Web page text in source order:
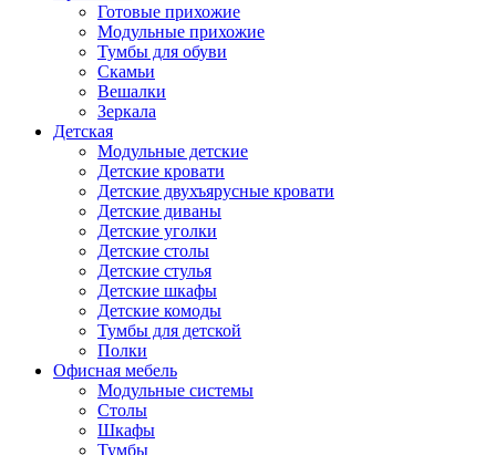
Готовые прихожие
Модульные прихожие
Тумбы для обуви
Скамьи
Вешалки
Зеркала
Детская
Модульные детские
Детские кровати
Детские двухъярусные кровати
Детские диваны
Детские уголки
Детские столы
Детские стулья
Детские шкафы
Детские комоды
Тумбы для детской
Полки
Офисная мебель
Модульные системы
Столы
Шкафы
Тумбы